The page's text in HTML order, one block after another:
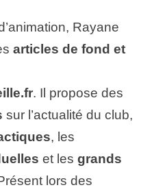
Rayane
articles de fond et
. Il propose des
sur l’actualité du club,
, les
et les grands
lors des